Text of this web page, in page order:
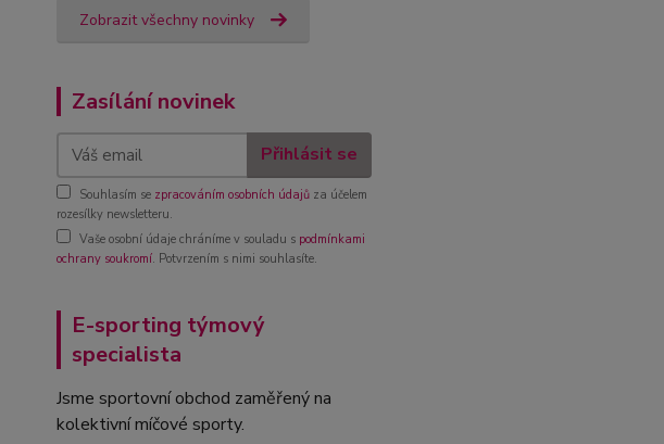
Zobrazit všechny novinky
Zasílání novinek
Přihlásit se
Souhlasím se zpracováním osobních údajů za účelem
rozesílky newsletteru.
Vaše osobní údaje chráníme v souladu s podmínkami
ochrany soukromí. Potvrzením s nimi souhlasíte.
E-sporting týmový
specialista
Jsme sportovní obchod zaměřený na
kolektivní míčové sporty.